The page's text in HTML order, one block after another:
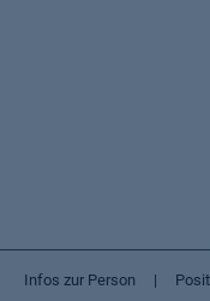
Infos zur Person